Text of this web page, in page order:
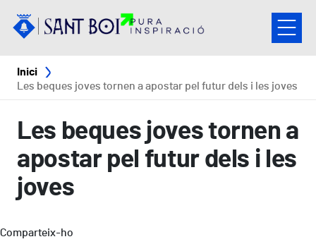
Fil d'ariadna
Inici
Les beques joves tornen a apostar pel futur dels i les joves
Les beques joves tornen a
apostar pel futur dels i les
joves
Comparteix-ho